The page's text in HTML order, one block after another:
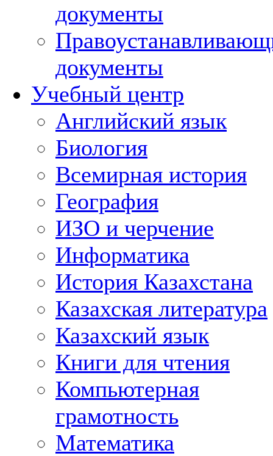
документы
документы
Учебный центр
Английский язык
Биология
Всемирная история
География
ИЗО и черчение
Информатика
История Казахстана
Казахская литература
Казахский язык
Книги для чтения
Компьютерная
грамотность
Математика